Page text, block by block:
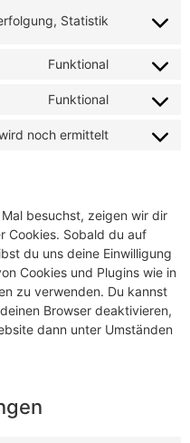
Statistik
Funktional
Funktional
noch ermittelt
besuchst, zeigen wir dir
Cookies. Sobald du auf
du uns deine Einwilligung
Cookies und Plugins wie in
zu verwenden. Du kannst
Browser deaktivieren,
dann unter Umständen